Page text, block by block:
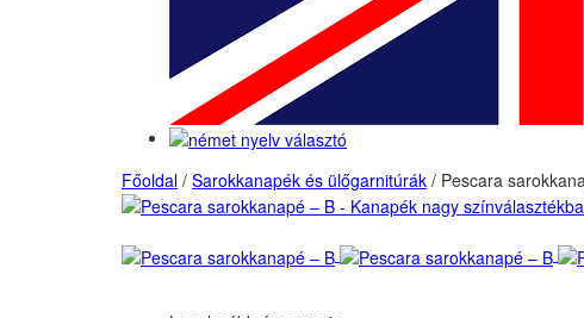
Főoldal / Sarokkanapék és ülőgarnitúrák / Pescara